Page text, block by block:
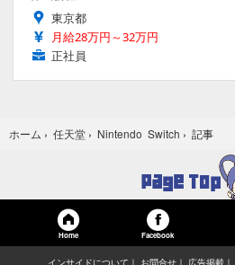
東京都
月給28万円～32万円
正社員
ホーム › 任天堂 › Nintendo Switch › 記事
Home Facebook